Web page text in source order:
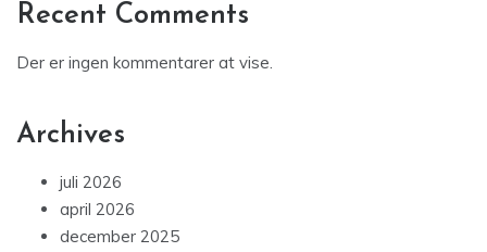
Recent Comments
Der er ingen kommentarer at vise.
Archives
juli 2026
april 2026
december 2025